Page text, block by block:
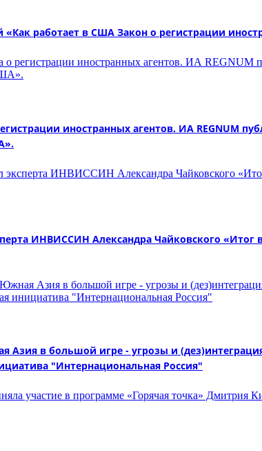
работает в США Закон о регистрации
иностранных агентов. ИА REGNUM
ИНВИССИН Александра Чайковского
в большой игре - угрозы и
"Интернациональная Россия"